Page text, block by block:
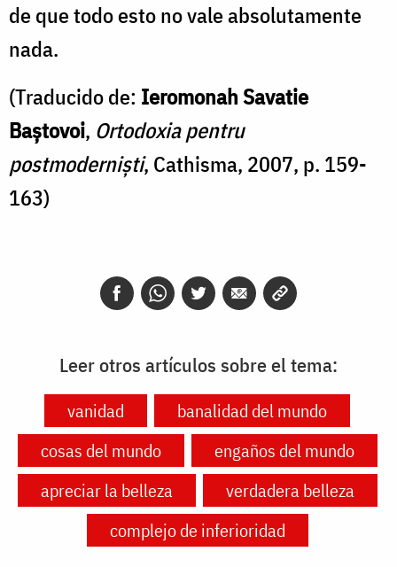
de que todo esto no vale absolutamente
nada.
(Traducido de: Ieromonah Savatie
Baștovoi, Ortodoxia pentru
postmoderniști, Cathisma, 2007, p. 159-
163)
Leer otros artículos sobre el tema:
vanidad
banalidad del mundo
cosas del mundo
engaños del mundo
apreciar la belleza
verdadera belleza
complejo de inferioridad